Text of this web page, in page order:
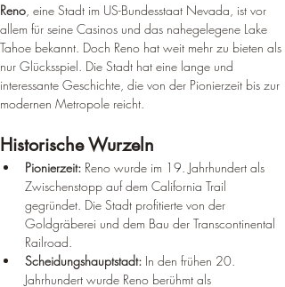
Reno, eine Stadt im US-Bundesstaat Nevada, ist vor
allem für seine Casinos und das nahegelegene Lake
Tahoe bekannt. Doch Reno hat weit mehr zu bieten als
nur Glücksspiel. Die Stadt hat eine lange und
interessante Geschichte, die von der Pionierzeit bis zur
modernen Metropole reicht.
Historische Wurzeln
Pionierzeit: Reno wurde im 19. Jahrhundert als
Zwischenstopp auf dem California Trail
gegründet. Die Stadt profitierte von der
Goldgräberei und dem Bau der Transcontinental
Railroad.
Scheidungshauptstadt: In den frühen 20.
Jahrhundert wurde Reno berühmt als